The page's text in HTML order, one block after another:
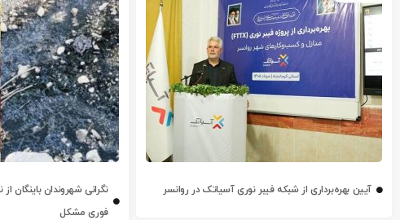
آیین بهره‌برداری از شبکه فیبر نوری آسیاتک در روانسر
نگرانی شهروندان باینگان
فوری مشکل